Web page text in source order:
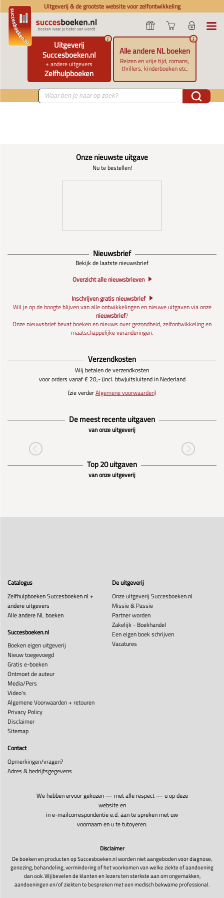
Uitgeverij & de grootste website voor zelfontwikkeling
Uitgeverij
Succesboeken.nl
+ andere uitgevers
Zelfhulpboeken
i
Alle andere NL boeken
Reizen en vrije tijd, romans,
thrillers, kinderboeken etc.
i
Onze nieuwste uitgave
Nu te bestellen!
Nieuwsbrief
Bekijk de laatste nieuwsbrief
Overzicht alle nieuwsbrieven
Inschrijven gratis nieuwsbrief
Wil je op de hoogte blijven van alle ontwikkelingen en nieuwe uitgaven via onze
nieuwsbrief?
Onze nieuwsbrief bevat boeken en nieuws over gezondheid, zelfontwikkeling en
maatschappelijke veranderingen.
Verzendkosten
Wij betalen de verzendkosten
voor orders vanaf € 20,- (incl. btw)uitsluitend in Nederland
(zie verderAlgemene voorwaarden)
De meest recente uitgaven
van onze uitgeverij
Top 20 uitgaven
van onze uitgeverij
Catalogus
Zelfhulpboeken Succesboeken.nl +
andere uitgevers
Alle andere NL boeken
Succesboeken.nl
Boeken eigen uitgeverij
Nieuw toegevoegd
Gratis e-boeken
Ontmoet de auteur
Media/Pers
Video's
Algemene Voorwaarden + retouren
Privacy Policy
Disclaimer
Sitemap
De uitgeverij
Onze uitgeverij Succesboeken.nl
Missie & Passie
Partner worden
Zakelijk - Boekhandel
Een eigen boek schrijven
Vacatures
Contact
Opmerkingen/vragen?
Adres & bedrijfsgegevens
We hebben ervoor gekozen — met alle respect — u op deze
website en
in e-mailcorrespondentie e.d. aan te spreken met uw
voornaam en u te tutoyeren.
Disclaimer
De boeken en producten op Succesboeken.nl worden niet aangeboden voor diagnose,
genezing, behandeling, vermindering of het voorkomen van welke ziekte of aandoening
dan ook. Wij bevelen de klanten en lezers ten sterkste aan om ongemakken,
aandoeningen en/of ziekten te bespreken met een medisch bekwame professional.